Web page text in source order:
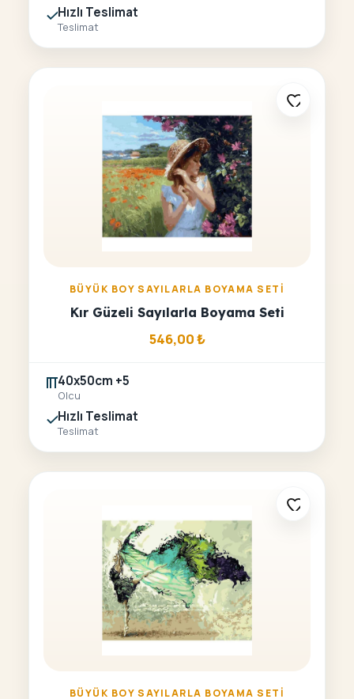
Hızlı Teslimat
Teslimat
BÜYÜK BOY SAYILARLA BOYAMA SETI
Kır Güzeli Sayılarla Boyama Seti
546,00₺
40x50cm +5
Olcu
Hızlı Teslimat
Teslimat
BÜYÜK BOY SAYILARLA BOYAMA SETI